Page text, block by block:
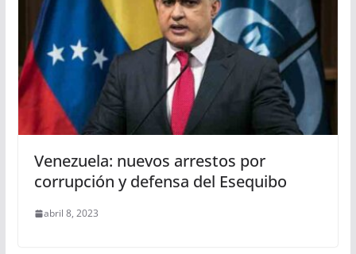
Venezuela: nuevos arrestos por
corrupción y defensa del Esequibo
abril 8, 2023